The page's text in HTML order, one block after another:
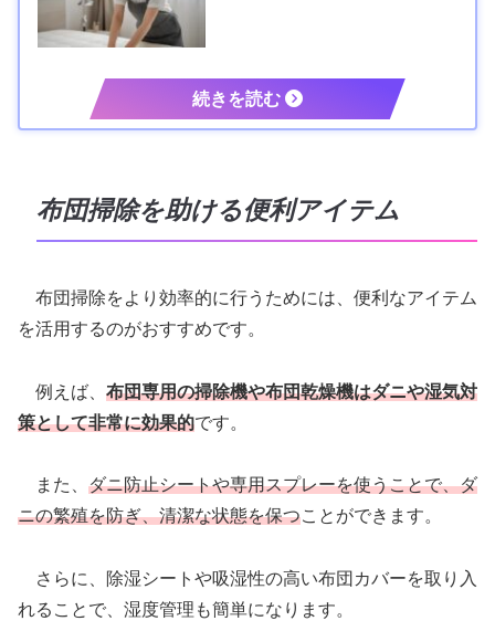
布団掃除を助ける便利アイテム
布団掃除をより効率的に行うためには、便利なアイテム
を活用するのがおすすめです。
例えば、 布団専用の掃除機や布団乾燥機はダニや湿気対
策として非常に効果的です。
また、 ダニ防止シートや専用スプレーを使うことで、ダ
ニの繁殖を防ぎ、清潔な状態を保つことができます。
さらに、除湿シートや吸湿性の高い布団カバーを取り入
れることで、湿度管理も簡単になります。